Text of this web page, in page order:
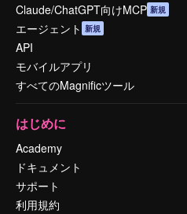
Claude/ChatGPT向けMCP 新規
エージェント 新規
API
モバイルアプリ
すべてのMagnificツール
はじめに
Academy
ドキュメント
サポート
利用規約